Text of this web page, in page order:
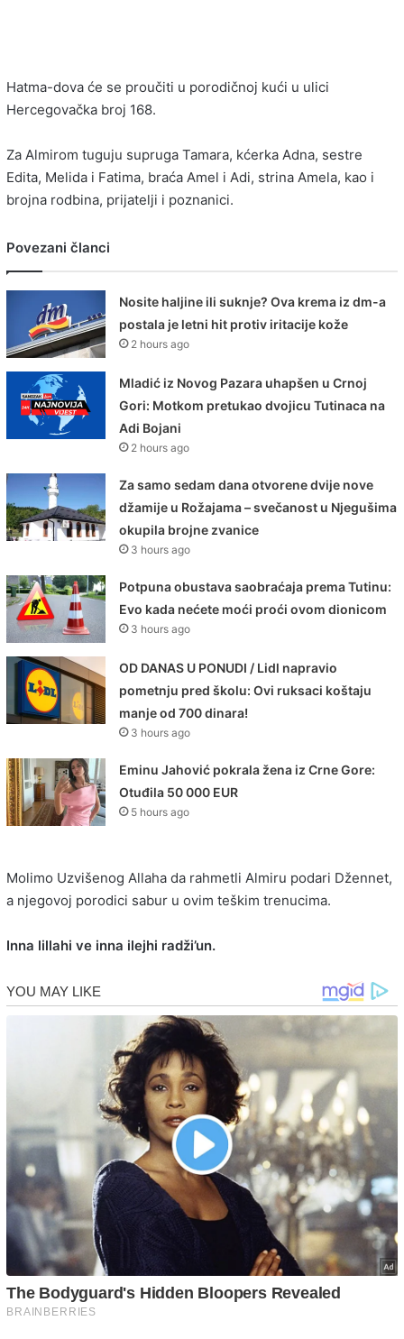
Hatma-dova će se proučiti u porodičnoj kući u ulici
Hercegovačka broj 168.
Za Almirom tuguju supruga Tamara, kćerka Adna, sestre
Edita, Melida i Fatima, braća Amel i Adi, strina Amela, kao i
brojna rodbina, prijatelji i poznanici.
Povezani članci
Nosite haljine ili suknje? Ova krema iz dm-a
postala je letni hit protiv iritacije kože
2 hours ago
Mladić iz Novog Pazara uhapšen u Crnoj
Gori: Motkom pretukao dvojicu Tutinaca na
Adi Bojani
2 hours ago
Za samo sedam dana otvorene dvije nove
džamije u Rožajama – svečanost u Njegušima
okupila brojne zvanice
3 hours ago
Potpuna obustava saobraćaja prema Tutinu:
Evo kada nećete moći proći ovom dionicom
3 hours ago
OD DANAS U PONUDI / Lidl napravio
pometnju pred školu: Ovi ruksaci koštaju
manje od 700 dinara!
3 hours ago
Eminu Jahović pokrala žena iz Crne Gore:
Otuđila 50 000 EUR
5 hours ago
Molimo Uzvišenog Allaha da rahmetli Almiru podari Džennet,
a njegovoj porodici sabur u ovim teškim trenucima.
Inna lillahi ve inna ilejhi radži’un.